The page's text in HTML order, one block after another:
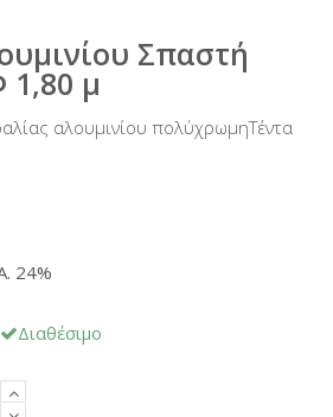
Σπαστή
1,80 μ
αλουμινίου πολύχρωμηΤέντα
24%
Διαθέσιμο